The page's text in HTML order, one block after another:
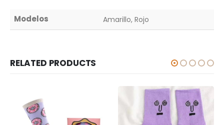
Modelos Amarillo, Rojo
RELATED PRODUCTS